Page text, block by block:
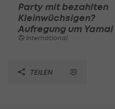
Party mit bezahlten
Kleinwüchsigen?
Aufregung um Yamal
International
TEILEN